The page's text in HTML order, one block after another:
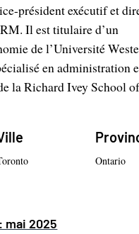
président exécutif et
Il est titulaire d’un
de l’Université
en administration
la Richard Ivey School
Ontario
mai 2025